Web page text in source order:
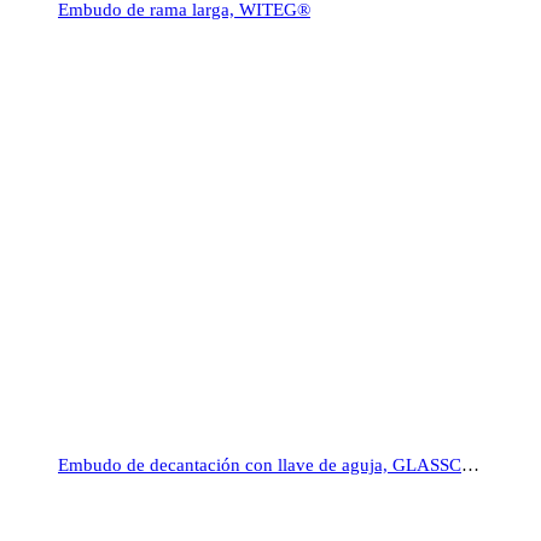
Embudo de rama larga, WITEG®
Embudo de decantación con llave de aguja, GLASSCO®